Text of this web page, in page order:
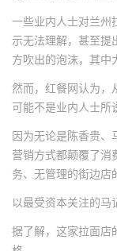
一些业内人士对兰州
示无法理解，甚至提
方吹出的泡沫，其中
然而，红餐网认为，
可能不是业内人士所
因为无论是陈香贵、
营销方式都颠覆了消
务、无管理的街边店
以最受资本关注的马
据了解，这家拉面店